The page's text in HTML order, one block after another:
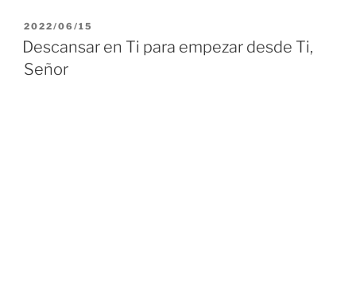
PUBLICADO
EL
2022/06/15
Descansar en Ti para empezar desde Ti,
Señor